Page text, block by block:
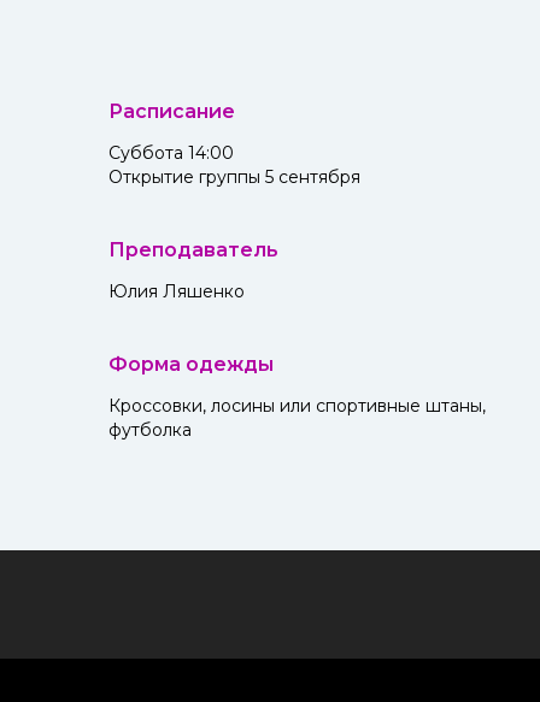
Расписание
Суббота 14:00
Открытие группы 5 сентября
Преподаватель
Юлия Ляшенко
Форма одежды
Кроссовки, лосины или спортивные штаны,
футболка